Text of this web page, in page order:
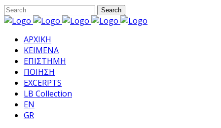
ΑΡΧΙΚΗ
ΚΕΙΜΕΝΑ
ΕΠΙΣΤΗΜΗ
ΠΟΙΗΣΗ
EXCERPTS
LB Collection
EN
GR